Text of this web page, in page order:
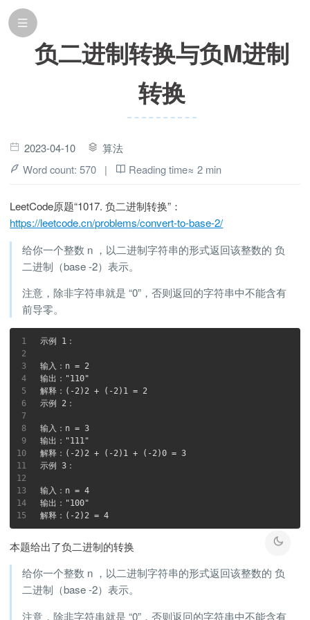
负二进制转换与负M进制
转换
2023-04-10
算法
Word count: 570 | Reading time≈ 2 min
LeetCode原题“1017. 负二进制转换”：
https://leetcode.cn/problems/convert-to-base-2/
给你一个整数 n ，以二进制字符串的形式返回该整数的 负
二进制（base -2）表示。
注意，除非字符串就是 “0”，否则返回的字符串中不能含有
前导零。
1
2
3
4
5
6
7
8
9
10
11
12
13
14
15
示例 1：
输入：n = 2
输出："110"
解释：(-2)2 + (-2)1 = 2
示例 2：
输入：n = 3
输出："111"
解释：(-2)2 + (-2)1 + (-2)0 = 3
示例 3：
输入：n = 4
输出："100"
解释：(-2)2 = 4
本题给出了负二进制的转换
给你一个整数 n ，以二进制字符串的形式返回该整数的 负
二进制（base -2）表示。
注意，除非字符串就是 “0”，否则返回的字符串中不能含有